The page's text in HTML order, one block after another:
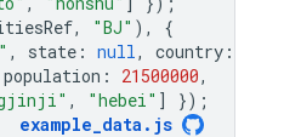
, "BJ" ),
{
, state : null, country :
population : 21500000,
, "hebei" ]
});
example_data . js